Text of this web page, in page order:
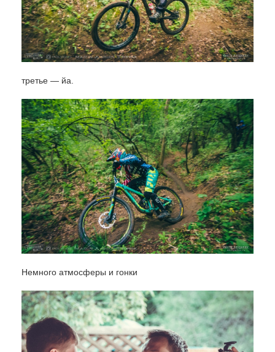
третье — йа.
Немного атмосферы и гонки